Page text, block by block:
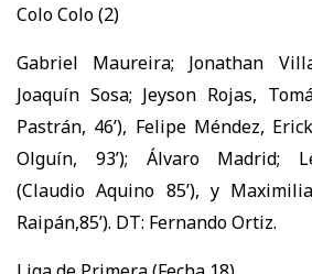
Colo Colo (2)
Gabriel Maureira; Jonathan
Joaquín Sosa; Jeyson Rojas,
Pastrán, 46’), Felipe Méndez,
Olguín, 93’); Álvaro Madrid;
(Claudio Aquino 85’), y
Raipán,85’). DT: Fernando Ortiz.